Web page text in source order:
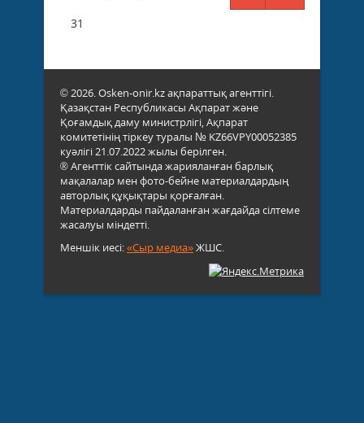
31
© 2026. Osken-onir.kz ақпараттық агенттігі.
Қазақстан Республикасы Ақпарат және
Қоғамдық даму министрлігі, Ақпарат
комитетінің тіркеу туралы № KZ66VPY00052385
куәлігі 21.07.2022 жылы берілген.
® Агенттік сайтында жарияланған барлық
мақалалар мен фото-бейне материалдардың
авторлық құқықтары қорғалған.
Материалдарды пайдаланған жағдайда сілтеме
жасалуы міндетті.
Меншік иесі:«Сыр медиа»ЖШС.